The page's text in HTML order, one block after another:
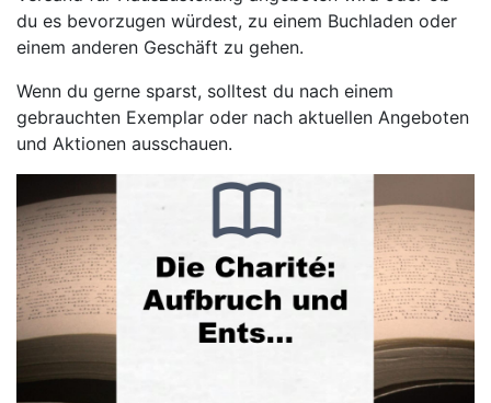
du es bevorzugen würdest, zu einem Buchladen oder
einem anderen Geschäft zu gehen.
Wenn du gerne sparst, solltest du nach einem
gebrauchten Exemplar oder nach aktuellen Angeboten
und Aktionen ausschauen.